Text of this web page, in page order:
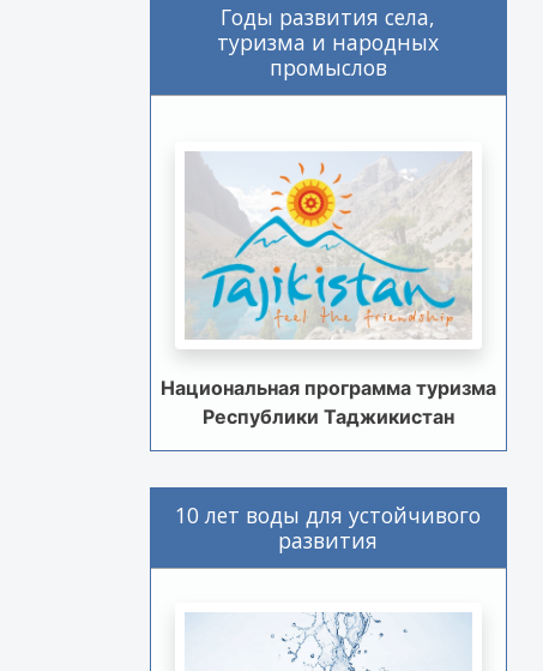
Годы развития села,
туризма и народных
промыслов
Национальная программа туризма
Республики Таджикистан
10 лет воды для устойчивого
развития